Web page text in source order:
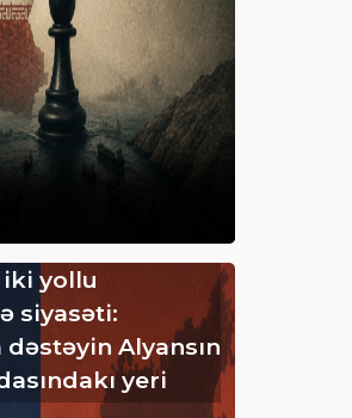
iki yollu
siyasəti:
dəstəyin Alyansın
yeri